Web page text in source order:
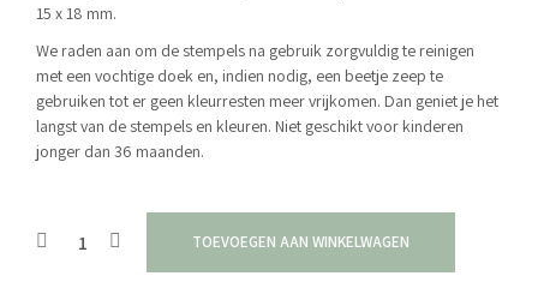
15 x 18 mm.
We raden aan om de stempels na gebruik zorgvuldig te reinigen
met een vochtige doek en, indien nodig, een beetje zeep te
gebruiken tot er geen kleurresten meer vrijkomen. Dan geniet je het
langst van de stempels en kleuren. Niet geschikt voor kinderen
jonger dan 36 maanden.
TOEVOEGEN AAN WINKELWAGEN